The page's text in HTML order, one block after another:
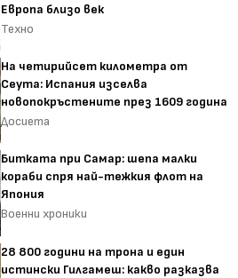
Европа близо век
Техно
На четирийсет километра от
Сеута: Испания изселва
новопокръстените през 1609 година
Досиета
Битката при Самар: шепа малки
кораби спря най-тежкия флот на
Япония
Военни хроники
28 800 години на трона и един
истински Гилгамеш: какво разказва